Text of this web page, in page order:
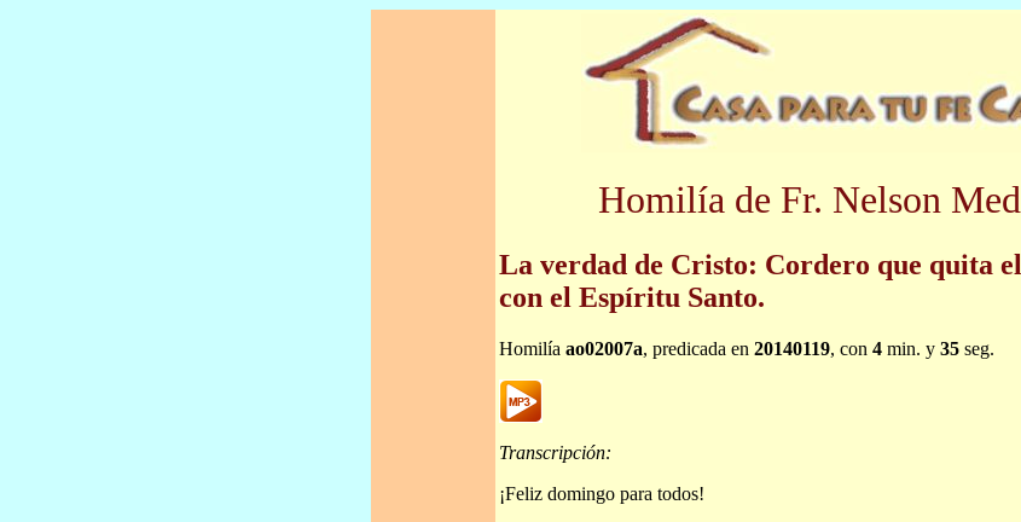
Homilía de Fr. Nelson
La verdad de Cristo: Cordero que quita
con el Espíritu Santo.
Homilía ao02007a, predicada en 20140119, con 4 min. y 35 seg.
Transcripción:
¡Feliz domingo para todos!